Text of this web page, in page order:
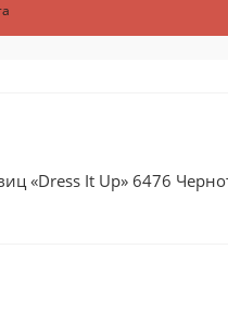
«Dress It Up» 6476